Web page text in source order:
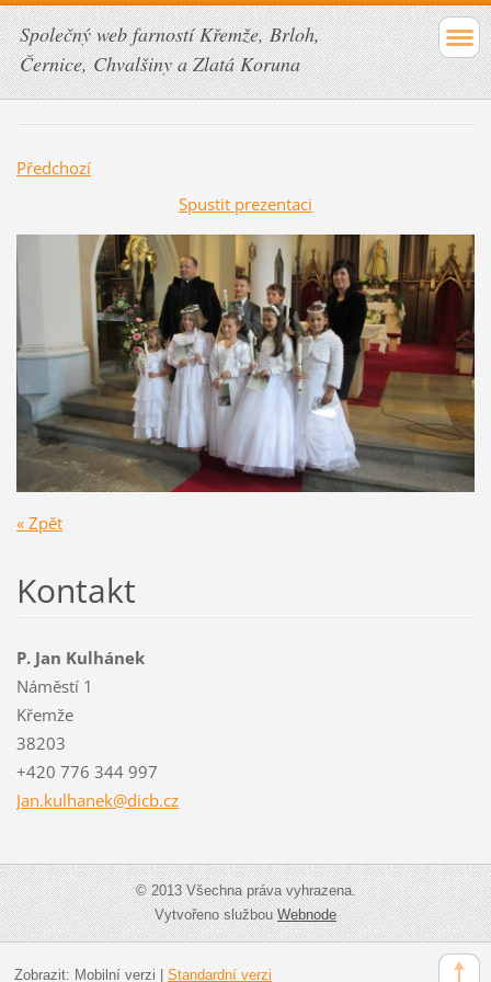
Společný web farností Křemže, Brloh,
Černice, Chvalšiny a Zlatá Koruna
Předchozí
Spustit prezentaci
« Zpět
Kontakt
P. Jan Kulhánek
Náměstí 1
Křemže
38203
+420 776 344 997
Jan.kulhanek@dicb.cz
© 2013 Všechna práva vyhrazena.
Vytvořeno službouWebnode
Zobrazit: Mobilní verzi Standardní verzi